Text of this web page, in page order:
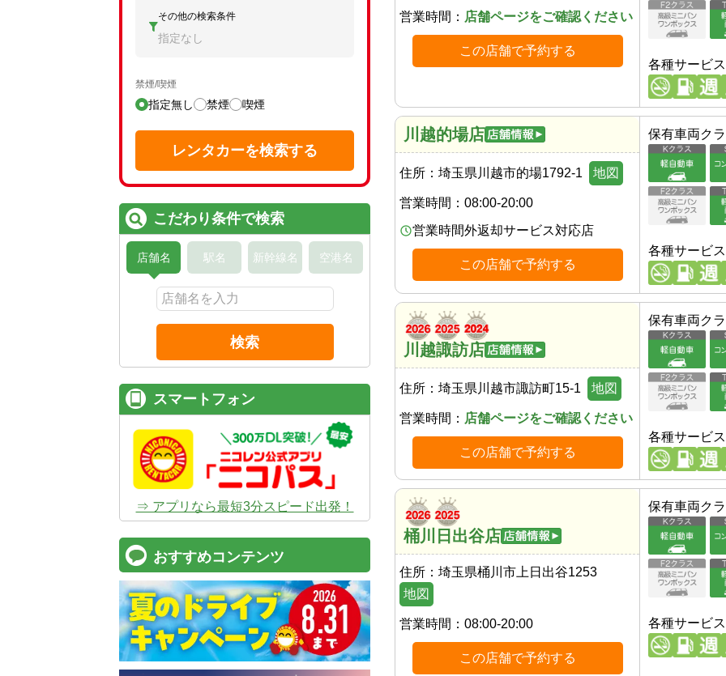
営業時間： 店舗ページをご確認ください
この店舗で予約する
各種サービス
川越的場店
住所： 埼玉県川越市的場1792-1 地図
営業時間： 08:00-20:00
営業時間外返却サービス対応店
この店舗で予約する
保有車両ク
各種サービス
川越諏訪店
住所： 埼玉県川越市諏訪町15-1 地図
営業時間： 店舗ページをご確認ください
この店舗で予約する
保有車両ク
各種サービス
桶川日出谷店
住所： 埼玉県桶川市上日出谷1253
地図
営業時間： 08:00-20:00
この店舗で予約する
保有車両ク
各種サービス
その他の検索条件
指定なし
禁煙/喫煙
指定無し 禁煙 喫煙
レンタカーを検索する
こだわり条件で検索
店舗名 駅名 新幹線名 空港名
検索
スマートフォン
⇒ アプリなら最短3分スピード出発！
おすすめコンテンツ